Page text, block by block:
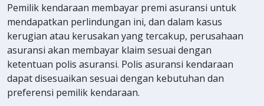
Pemilik kendaraan membayar premi asuransi untuk
mendapatkan perlindungan ini, dan dalam kasus
kerugian atau kerusakan yang tercakup, perusahaan
asuransi akan membayar klaim sesuai dengan
ketentuan polis asuransi. Polis asuransi kendaraan
dapat disesuaikan sesuai dengan kebutuhan dan
preferensi pemilik kendaraan.